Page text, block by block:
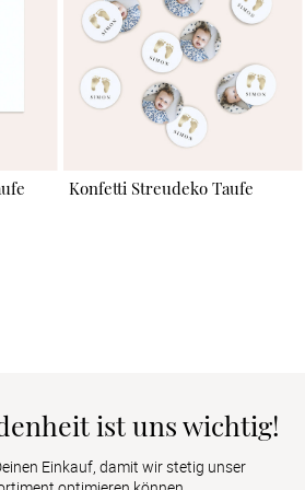
Konfetti Streudeko Taufe
ist uns wichtig!
Einkauf, damit wir stetig unser